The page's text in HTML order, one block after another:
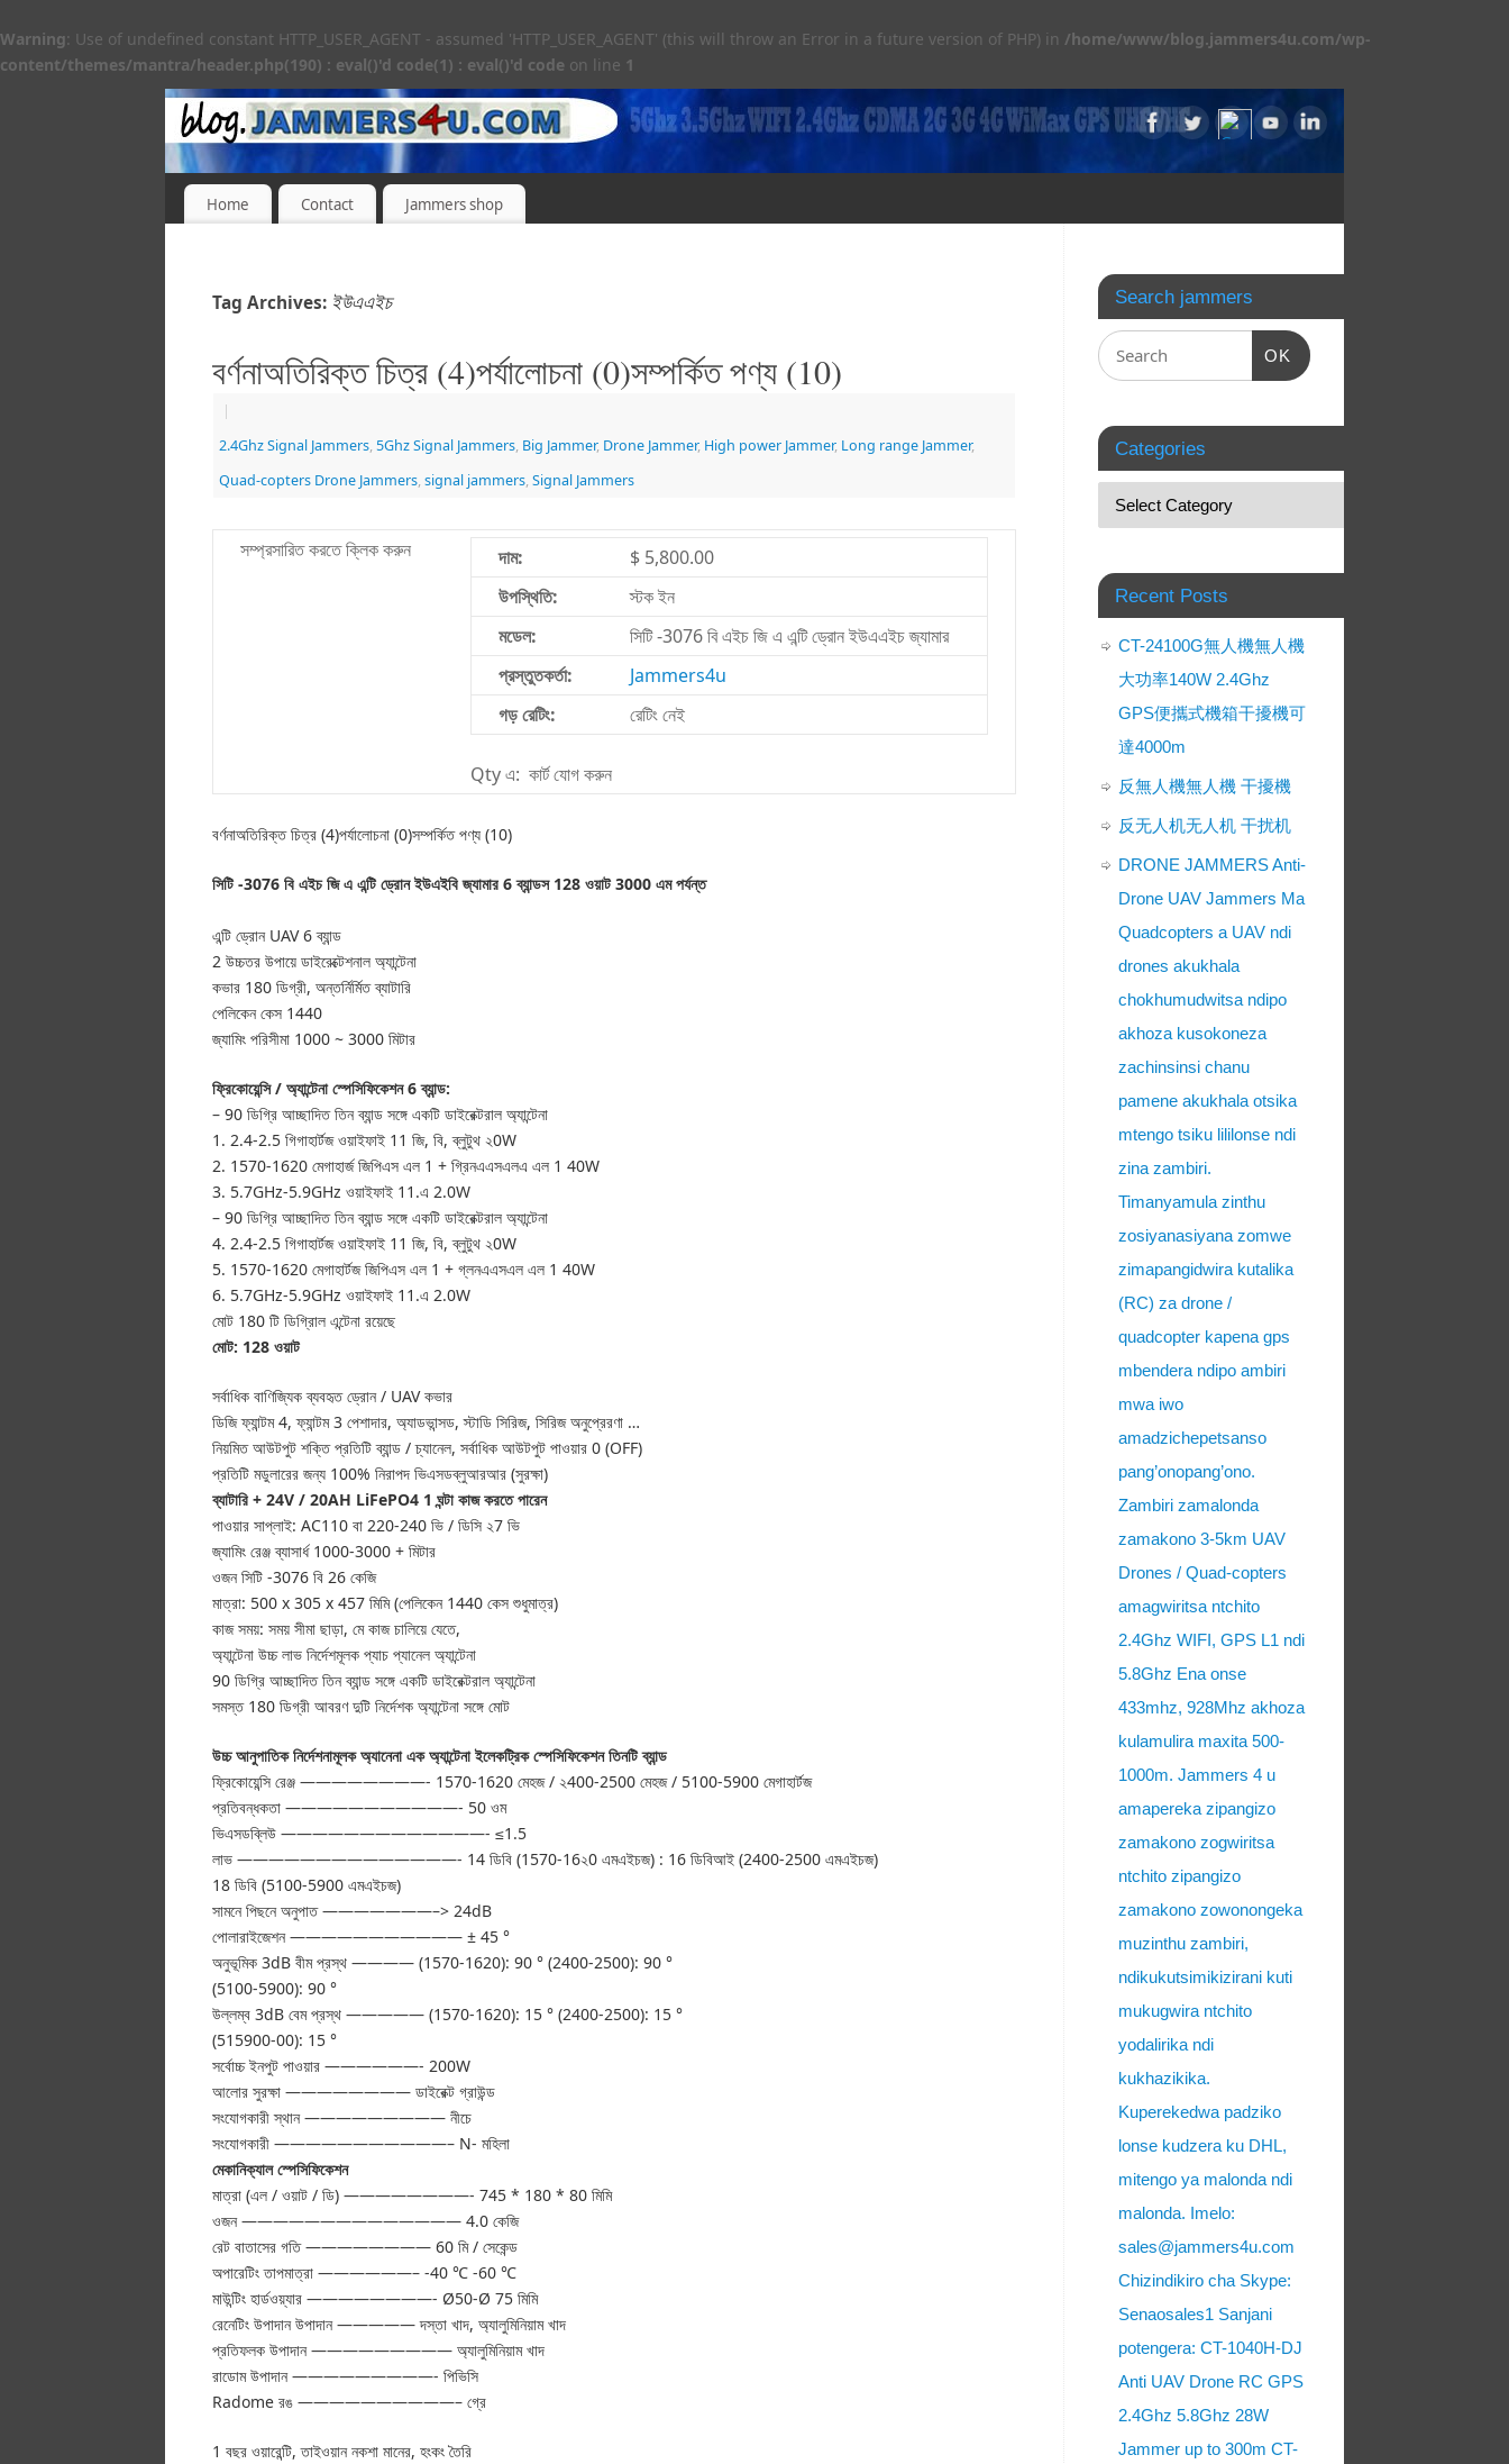
Warning: Use of undefined constant HTTP_USER_AGENT - assumed 'HTTP_USER_AGENT' (this will throw an Error in a future version of PHP) in /home/www/blog.jammers4u.com/wp-
content/themes/mantra/header.php(190) : eval()'d code(1) : eval()'d code on line 1
Home Contact Jammers shop
Tag Archives: ইউএএইচ
বর্ণনাঅতিরিক্ত চিত্র (4)পর্যালোচনা (0)সম্পর্কিত পণ্য (10)
|
2.4Ghz Signal Jammers, 5Ghz Signal Jammers, Big Jammer, Drone Jammer, High power Jammer, Long range Jammer,
Quad-copters Drone Jammers, signal jammers, Signal Jammers
সম্প্রসারিত করতে ক্লিক করুন দাম:
$ 5,800.00
উপস্থিতি:
স্টক ইন
মডেল:
সিটি -3076 বি এইচ জি এ এন্টি ড্রোন ইউএএইচ জ্যামার
প্রস্তুতকর্তা:
Jammers4u
গড় রেটিং:
রেটিং নেই
Qty এ: কার্ট যোগ করুন
বর্ণনাঅতিরিক্ত চিত্র (4)পর্যালোচনা (0)সম্পর্কিত পণ্য (10)
সিটি -3076 বি এইচ জি এ এন্টি ড্রোন ইউএইবি জ্যামার 6 ব্যান্ডস 128 ওয়াট 3000 এম পর্যন্ত
এন্টি ড্রোন UAV 6 ব্যান্ড
2 উচ্চতর উপায়ে ডাইরেক্টেশনাল অ্যান্টেনা
কভার 180 ডিগ্রী, অন্তর্নির্মিত ব্যাটারি
পেলিকেন কেস 1440
জ্যামিং পরিসীমা 1000 ~ 3000 মিটার
ফ্রিকোয়েন্সি / অ্যান্টেনা স্পেসিফিকেশন 6 ব্যান্ড:
– 90 ডিগ্রি আচ্ছাদিত তিন ব্যান্ড সঙ্গে একটি ডাইরেক্টরাল অ্যান্টেনা
1. 2.4-2.5 গিগাহার্টজ ওয়াইফাই 11 জি, বি, ব্লুটুথ ২0W
2. 1570-1620 মেগাহার্জ জিপিএস এল 1 + গ্রিনএএসএলএ এল 1 40W
3. 5.7GHz-5.9GHz ওয়াইফাই 11.এ 2.0W
– 90 ডিগ্রি আচ্ছাদিত তিন ব্যান্ড সঙ্গে একটি ডাইরেক্টরাল অ্যান্টেনা
4. 2.4-2.5 গিগাহার্টজ ওয়াইফাই 11 জি, বি, ব্লুটুথ ২0W
5. 1570-1620 মেগাহার্টজ জিপিএস এল 1 + গ্লনএএসএল এল 1 40W
6. 5.7GHz-5.9GHz ওয়াইফাই 11.এ 2.0W
মোট 180 টি ডিগ্রিাল এন্টেনা রয়েছে
মোট: 128 ওয়াট
সর্বাধিক বাণিজ্যিক ব্যবহৃত ড্রোন / UAV কভার
ডিজি ফ্যান্টম 4, ফ্যান্টম 3 পেশাদার, অ্যাডভান্সড, স্টাডি সিরিজ, সিরিজ অনুপ্রেরণা …
নিয়মিত আউটপুট শক্তি প্রতিটি ব্যান্ড / চ্যানেল, সর্বাধিক আউটপুট পাওয়ার 0 (OFF)
প্রতিটি মডুলারের জন্য 100% নিরাপদ ভিএসডব্লুআরআর (সুরক্ষা)
ব্যাটারি + 24V / 20AH LiFePO4 1 ঘন্টা কাজ করতে পারেন
পাওয়ার সাপ্লাই: AC110 বা 220-240 ভি / ডিসি ২7 ভি
জ্যামিং রেঞ্জ ব্যাসার্ধ 1000-3000 + মিটার
ওজন সিটি -3076 বি 26 কেজি
মাত্রা: 500 x 305 x 457 মিমি (পেলিকেন 1440 কেস শুধুমাত্র)
কাজ সময়: সময় সীমা ছাড়া, মে কাজ চালিয়ে যেতে,
অ্যান্টেনা উচ্চ লাভ নির্দেশমূলক প্যাচ প্যানেল অ্যান্টেনা
90 ডিগ্রি আচ্ছাদিত তিন ব্যান্ড সঙ্গে একটি ডাইরেক্টরাল অ্যান্টেনা
সমস্ত 180 ডিগ্রী আবরণ দুটি নির্দেশক অ্যান্টেনা সঙ্গে মোট
উচ্চ আনুপাতিক নির্দেশনামূলক অ্যানেনা এক অ্যান্টেনা ইলেকট্রিক স্পেসিফিকেশন তিনটি ব্যান্ড
ফ্রিকোয়েন্সি রেঞ্জ ————————- 1570-1620 মেহজ / ২400-2500 মেহজ / 5100-5900 মেগাহার্টজ
প্রতিবন্ধকতা ———————————- 50 ওম
ভিএসডব্লিউ —————————————- ≤1.5
লাভ ——————————————- 14 ডিবি (1570-16২0 এমএইচজ) : 16 ডিবিআই (2400-2500 এমএইচজ)
18 ডিবি (5100-5900 এমএইচজ)
সামনে পিছনে অনুপাত ———————–> 24dB
পোলারাইজেশন ——————————— ± 45 °
অনুভূমিক 3dB বীম প্রস্থ ———— (1570-1620): 90 ° (2400-2500): 90 °
(5100-5900): 90 °
উল্লম্ব 3dB বেম প্রস্থ ————— (1570-1620): 15 ° (2400-2500): 15 °
(515900-00): 15 °
সর্বোচ্চ ইনপুট পাওয়ার ——————- 200W
আলোর সুরক্ষা ———————— ডাইরেক্ট গ্রাউন্ড
সংযোগকারী স্থান ————————— নীচে
সংযোগকারী ———————————– N- মহিলা
মেকানিক্যাল স্পেসিফিকেশন
মাত্রা (এল / ওয়াট / ডি) ————————- 745 * 180 * 80 মিমি
ওজন —————————————— 4.0 কেজি
রেট বাতাসের গতি ———————— 60 মি / সেকেন্ড
অপারেটিং তাপমাত্রা ——————– -40 ℃ -60 ℃
মাউন্টিং হার্ডওয়্যার ————————- Ø50-Ø 75 মিমি
রেনেটিং উপাদান উপাদান ————— দস্তা খাদ, অ্যালুমিনিয়াম খাদ
প্রতিফলক উপাদান ————————— অ্যালুমিনিয়াম খাদ
রাডোম উপাদান —————————- পিভিসি
Radome রঙ ——————————– গ্রে
1 বছর ওয়ারেন্টি, তাইওয়ান নকশা মানের, হংকং তৈরি
Search jammers
OK
Categories
Recent Posts
CT-24100G無人機無人機
大功率140W 2.4Ghz
GPS便攜式機箱干擾機可
達4000m
反無人機無人機 干擾機
反无人机无人机 干扰机
DRONE JAMMERS Anti-
Drone UAV Jammers Ma
Quadcopters a UAV ndi
drones akukhala
chokhumudwitsa ndipo
akhoza kusokoneza
zachinsinsi chanu
pamene akukhala otsika
mtengo tsiku lililonse ndi
zina zambiri.
Timanyamula zinthu
zosiyanasiyana zomwe
zimapangidwira kutalika
(RC) za drone /
quadcopter kapena gps
mbendera ndipo ambiri
mwa iwo
amadzichepetsanso
pang’onopang’ono.
Zambiri zamalonda
zamakono 3-5km UAV
Drones / Quad-copters
amagwiritsa ntchito
2.4Ghz WIFI, GPS L1 ndi
5.8Ghz Ena onse
433mhz, 928Mhz akhoza
kulamulira maxita 500-
1000m. Jammers 4 u
amapereka zipangizo
zamakono zogwiritsa
ntchito zipangizo
zamakono zowonongeka
muzinthu zambiri,
ndikukutsimikizirani kuti
mukugwira ntchito
yodalirika ndi
kukhazikika.
Kuperekedwa padziko
lonse kudzera ku DHL,
mitengo ya malonda ndi
malonda. Imelo:
sales@jammers4u.com
Chizindikiro cha Skype:
Senaosales1 Sanjani
potengera: CT-1040H-DJ
Anti UAV Drone RC GPS
2.4Ghz 5.8Ghz 28W
Jammer up to 300m CT-